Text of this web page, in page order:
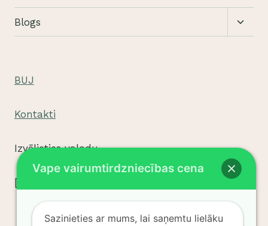
Blogs
BUJ
Kontakti
Izvēlieties valodu
[tpe widget="select2/tpw_select2.php"]
Vape vairumtirdzniecības cena
Sazinieties ar mums, lai saņemtu lielāku